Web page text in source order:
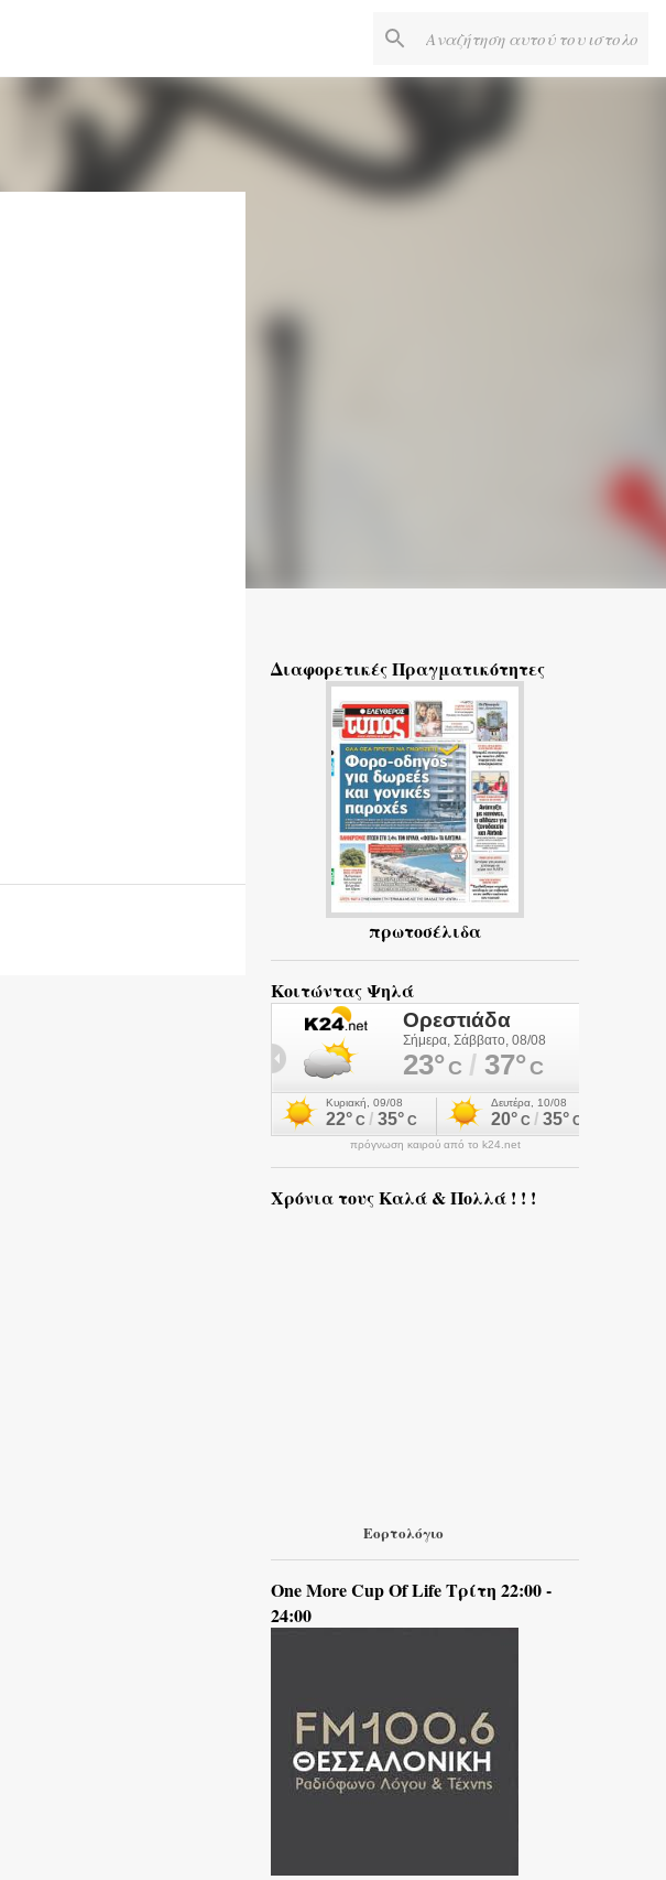
Διαφορετικές Πραγματικότητες
πρωτοσέλιδα
Κοιτώντας Ψηλά
πρόγνωση καιρού από το k24.net
Χρόνια τους Καλά & Πολλά ! ! !
Εορτολόγιο
One More Cup Of Life Τρίτη 22:00 -
24:00